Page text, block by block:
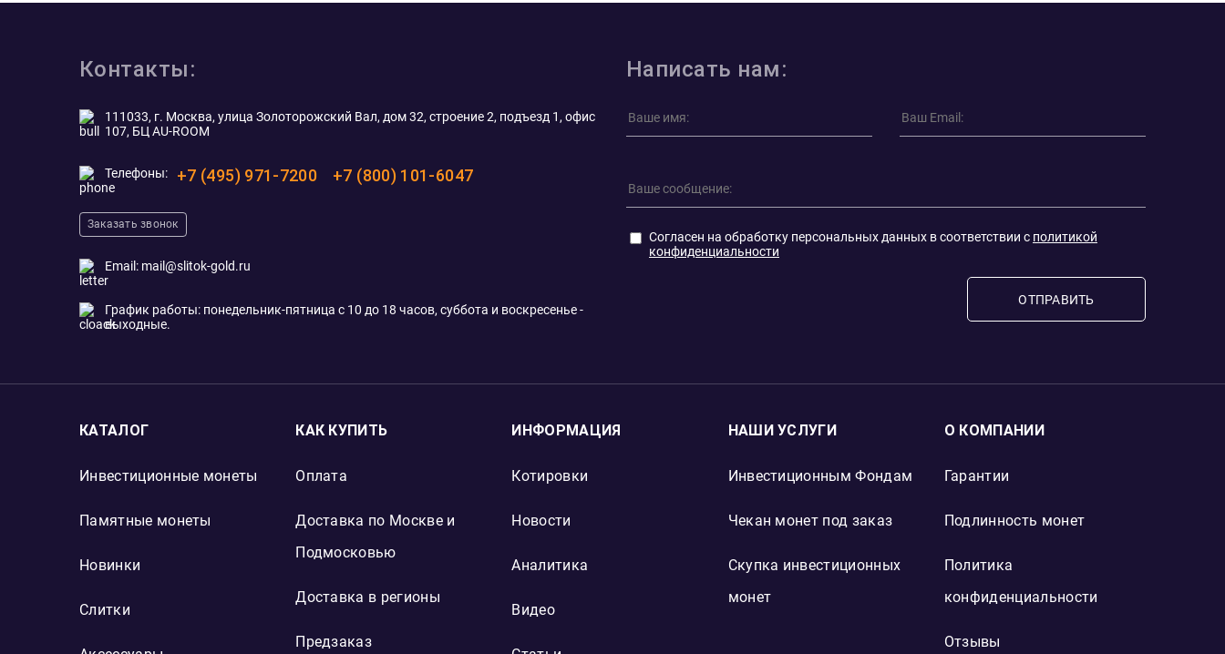
Контакты:
111033, г. Москва, улица Золоторожский Вал, дом 32, строение 2, подъезд 1, офис
107, БЦ AU-ROOM
Телефоны: +7 (495) 971-7200 +7 (800) 101-6047
Заказать звонок
Email: mail@slitok-gold.ru
График работы: понедельник-пятница с 10 до 18 часов, суббота и воскресенье -
выходные.
Написать нам:
Согласен на обработку персональных данных в соответствии с политикой
конфиденциальности
ОТПРАВИТЬ
КАТАЛОГ
Инвестиционные монеты
Памятные монеты
Новинки
Слитки
КАК КУПИТЬ
Оплата
Доставка по Москве и
Подмосковью
Доставка в регионы
Предзаказ
ИНФОРМАЦИЯ
Котировки
Новости
Аналитика
Видео
НАШИ УСЛУГИ
Инвестиционным Фондам
Чекан монет под заказ
Скупка инвестиционных
монет
О КОМПАНИИ
Гарантии
Подлинность монет
Политика
конфиденциальности
Отзывы